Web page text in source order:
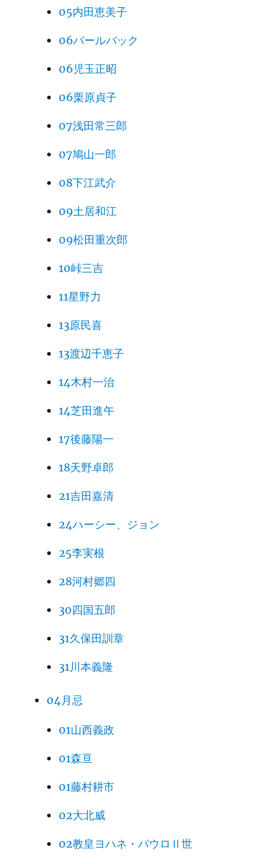
05内田恵美子
06パールバック
06児玉正昭
06栗原貞子
07浅田常三郎
07鳩山一郎
08下江武介
09土居和江
09松田重次郎
10峠三吉
11星野力
13原民喜
13渡辺千恵子
14木村一治
14芝田進午
17後藤陽一
18天野卓郎
21吉田嘉清
24ハーシー、ジョン
25李実根
28河村郷四
30四国五郎
31久保田訓章
31川本義隆
04月忌
01山西義政
01森亘
01藤村耕市
02大北威
02教皇ヨハネ・パウロⅡ世